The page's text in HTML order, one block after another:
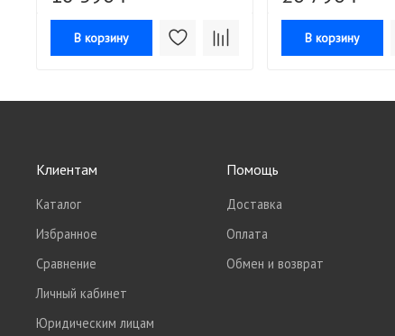
В корзину В корзину
Клиентам
Каталог
Избранное
Сравнение
Личный кабинет
Юридическим лицам
Помощь
Доставка
Оплата
Обмен и возврат